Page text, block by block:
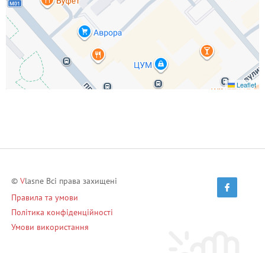
Leaflet
© Vlasne Всі права захищені
Правила та умови
Політика конфіденційності
Умови використання